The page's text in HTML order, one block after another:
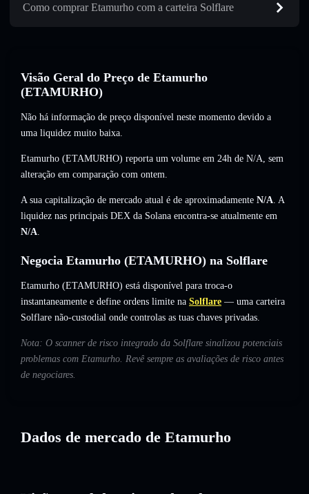
Como comprar Etamurho com a carteira Solflare
Visão Geral do Preço de Etamurho
(ETAMURHO)
Não há informação de preço disponível neste momento devido a
uma liquidez muito baixa.
Etamurho (ETAMURHO) reporta um volume em 24h de N/A, sem
alteração em comparação com ontem.
A sua capitalização de mercado atual é de aproximadamente N/A. A
liquidez nas principais DEX da Solana encontra-se atualmente em
N/A.
Negocia Etamurho (ETAMURHO) na Solflare
Etamurho (ETAMURHO) está disponível para troca-o
instantaneamente e define ordens limite na Solflare — uma carteira
Solflare não-custodial onde controlas as tuas chaves privadas.
Nota: O scanner de risco integrado da Solflare sinalizou potenciais
problemas com Etamurho. Revê sempre as avaliações de risco antes
de negociares.
Dados de mercado de Etamurho